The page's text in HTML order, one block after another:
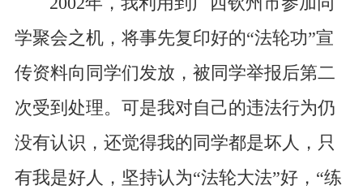
学聚会之机，将事先复印好的“法轮功”宣
传资料向同学们发放，被同学举报后第二
次受到处理。可是我对自己的违法行为仍
没有认识，还觉得我的同学都是坏人，只
有我是好人，坚持认为“法轮大法”好，“练